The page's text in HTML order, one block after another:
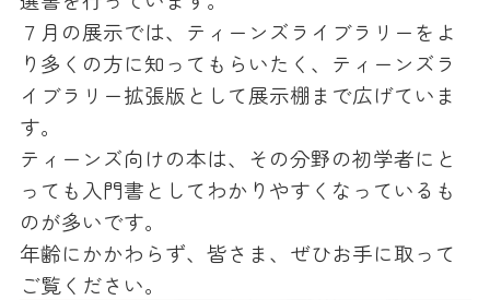
７月の展示では、ティーンズライブラリーをよ
り多くの方に知ってもらいたく、ティーンズラ
イブラリー拡張版として展示棚まで広げていま
す。
ティーンズ向けの本は、その分野の初学者にと
っても入門書としてわかりやすくなっているも
のが多いです。
年齢にかかわらず、皆さま、ぜひお手に取って
ご覧ください。